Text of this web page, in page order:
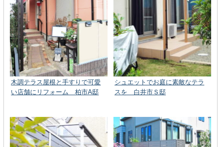
木調テラス屋根と手すりで可愛
い店舗にリフォーム 柏市A邸
シュエットでお庭に素敵なテラ
スを 白井市Ｓ邸